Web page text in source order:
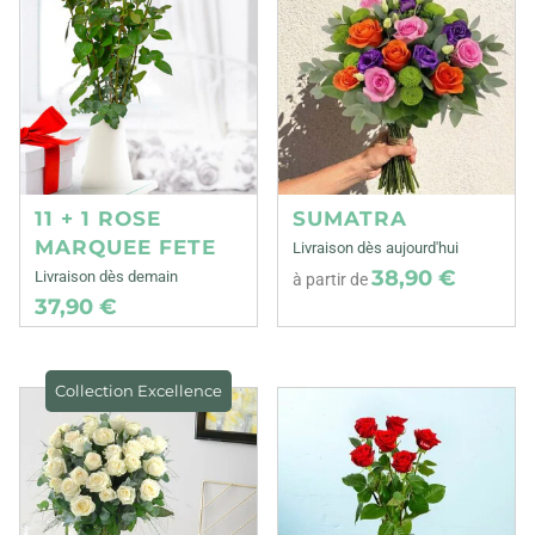
11 + 1 ROSE
MARQUEE FETE
Livraison dès demain
37,90 €
SUMATRA
Livraison dès aujourd'hui
à partir de38,90 €
Collection Excellence